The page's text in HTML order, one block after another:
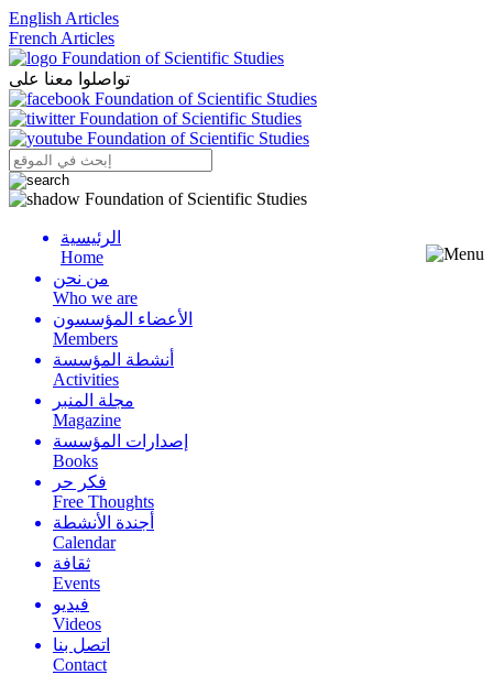
English Articles
French Articles
تواصلوا معنا على
Menu
الرئيسية
Home
من نحن
Who we are
الأعضاء المؤسسون
Members
أنشطة المؤسسة
Activities
مجلة المنبر
Magazine
إصدارات المؤسسة
Books
فكر حر
Free Thoughts
أجندة الأنشطة
Calendar
ثقافة
Events
فيديو
Videos
اتصل بنا
Contact